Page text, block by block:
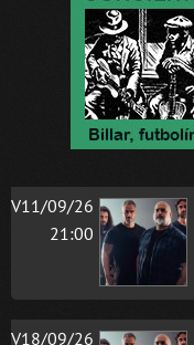
V11/09/26
21:00
V18/09/26